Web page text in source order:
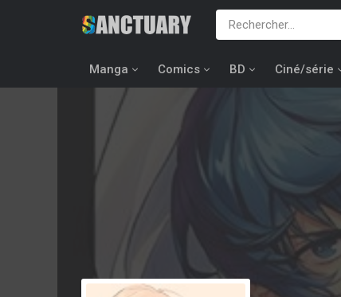
Manga Comics BD Ciné/série